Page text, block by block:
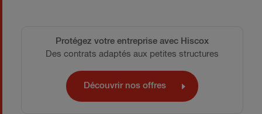
Protégez votre entreprise avec Hiscox
Des contrats adaptés aux petites structures
Découvrir nos offres